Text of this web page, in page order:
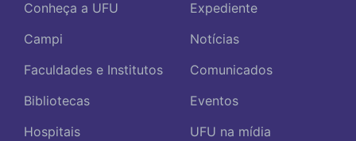
Conheça a UFU
Campi
Faculdades e Institutos
Bibliotecas
Hospitais
Expediente
Notícias
Comunicados
Eventos
UFU na mídia